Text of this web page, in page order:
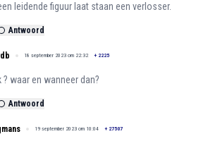
leidende figuur laat staan een verlosser.
Antwoord
18 september 2023 om 22:32 + 2225
? waar en wanneer dan?
Antwoord
19 september 2023 om 10:04 + 27507